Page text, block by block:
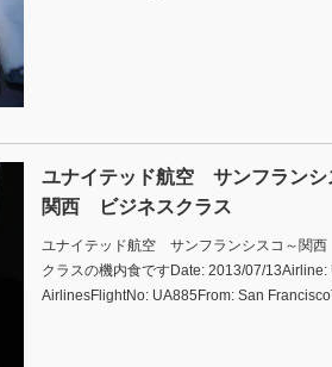
ユナイテッド航空 サンフランシ
関西 ビジネスクラス
ユナイテッド航空 サンフランシスコ～関
クラスの機内食ですDate: 2013/07/13Airline:
AirlinesFlightNo: UA885From: San